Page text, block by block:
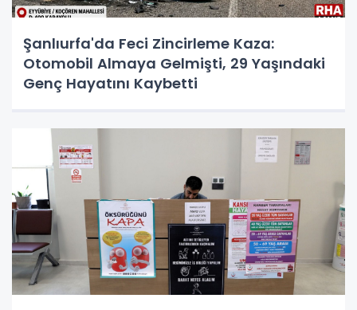
Şanlıurfa'da Feci Zincirleme Kaza:
Otomobil Almaya Gelmişti, 29 Yaşındaki
Genç Hayatını Kaybetti